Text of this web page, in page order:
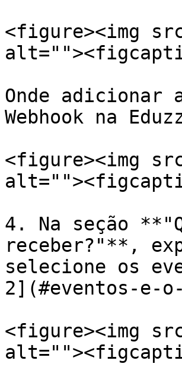
<figure><img
Onde adicionar
Webhook na
<figure><img
4. Na seção
receber?"**,
selecione os
2](#eventos-e-
<figure><img